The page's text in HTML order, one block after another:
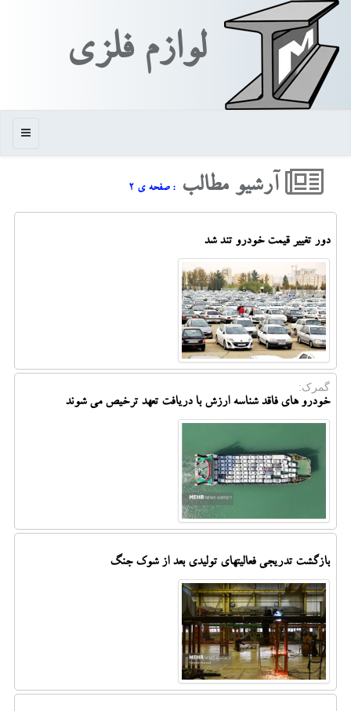
لوازم فلزی
منو
آرشیو مطالب : صفحه ی ۲
دور تغییر قیمت خودرو تند شد
گمرک:
خودرو های فاقد شناسه ارزش با دریافت تعهد ترخیص می شوند
بازگشت تدریجی فعالیتهای تولیدی بعد از شوک جنگ